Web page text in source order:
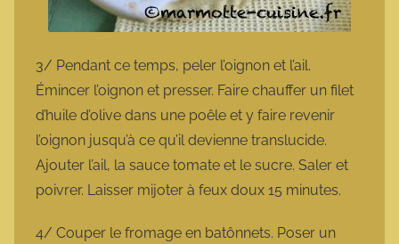
3/ Pendant ce temps, peler l’oignon et l’ail.
Émincer l’oignon et presser. Faire chauffer un filet
d’huile d’olive dans une poêle et y faire revenir
l’oignon jusqu’à ce qu’il devienne translucide.
Ajouter l’ail, la sauce tomate et le sucre. Saler et
poivrer. Laisser mijoter à feux doux 15 minutes.
4/ Couper le fromage en batônnets. Poser un